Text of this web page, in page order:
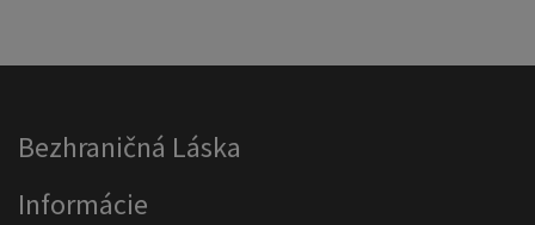
Bezhraničná Láska
Informácie